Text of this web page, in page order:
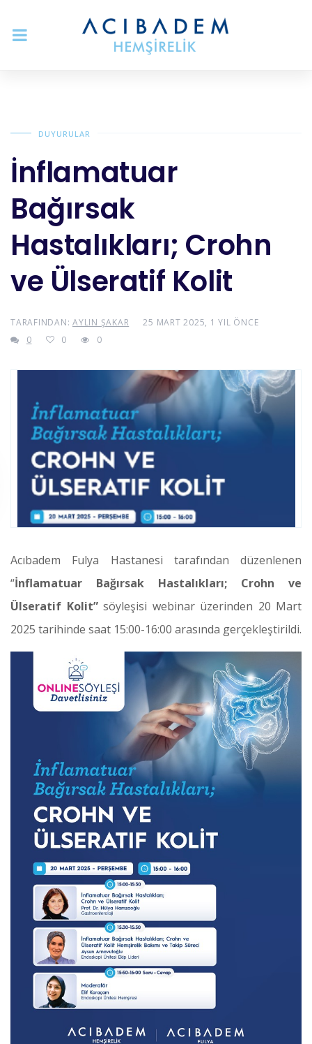
DUYURULAR
İnflamatuar
Bağırsak
Hastalıkları; Crohn
ve Ülseratif Kolit
TARAFINDAN: AYLIN ŞAKAR
25 MART 2025, 1 YIL ÖNCE
0
0 0
Acıbadem Fulya Hastanesi tarafından düzenlenen
“İnflamatuar Bağırsak Hastalıkları; Crohn ve
Ülseratif Kolit”söyleşisi webinar üzerinden 20 Mart
2025 tarihinde saat 15:00-16:00 arasında gerçekleştirildi.